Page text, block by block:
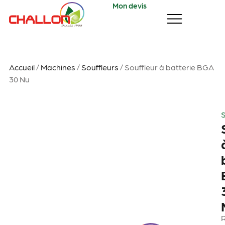
Mon devis
Accueil/ Machines / Souffleurs / Souffleur à batterie BGA
30 Nu